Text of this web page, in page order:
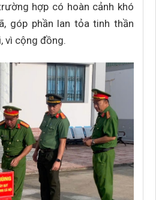
hợp có hoàn cảnh khó
góp phần lan tỏa tinh thần
vì cộng đồng.